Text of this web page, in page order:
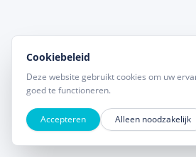
Cookiebeleid
Deze website gebruikt cookies om uw
goed te functioneren.
Accepteren Alleen noodzakelijk